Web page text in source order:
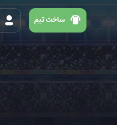
ساخت تیم